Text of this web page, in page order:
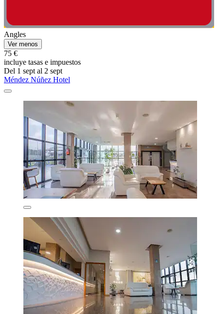
Angles
Ver menos
75 €
incluye tasas e impuestos
Del 1 sept al 2 sept
Méndez Núñez Hotel